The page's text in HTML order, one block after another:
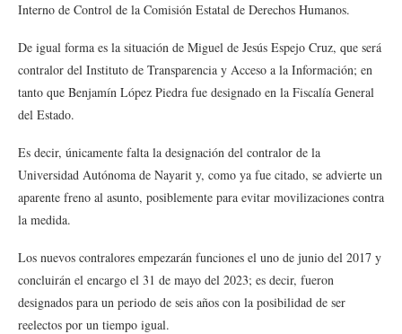
Interno de Control de la Comisión Estatal de Derechos Humanos.
De igual forma es la situación de Miguel de Jesús Espejo Cruz, que será
contralor del Instituto de Transparencia y Acceso a la Información; en
tanto que Benjamín López Piedra fue designado en la Fiscalía General
del Estado.
Es decir, únicamente falta la designación del contralor de la
Universidad Autónoma de Nayarit y, como ya fue citado, se advierte un
aparente freno al asunto, posiblemente para evitar movilizaciones contra
la medida.
Los nuevos contralores empezarán funciones el uno de junio del 2017 y
concluirán el encargo el 31 de mayo del 2023; es decir, fueron
designados para un periodo de seis años con la posibilidad de ser
reelectos por un tiempo igual.